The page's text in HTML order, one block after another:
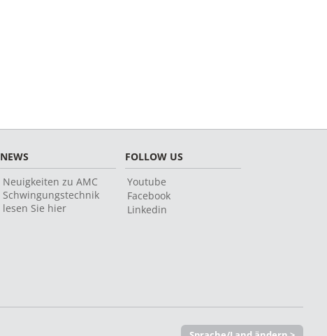
NEWS
Neuigkeiten zu AMC
Schwingungstechnik
lesen Sie hier
FOLLOW US
Youtube
Facebook
Linkedin